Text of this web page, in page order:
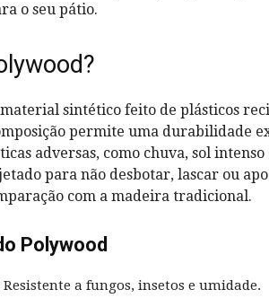
o seu pátio.
sintético feito de plásticos
permite uma durabilidade
adversas, como chuva, sol
para não desbotar, lascar ou
com a madeira tradicional.
Polywood
Resistente a fungos, insetos e umidade.